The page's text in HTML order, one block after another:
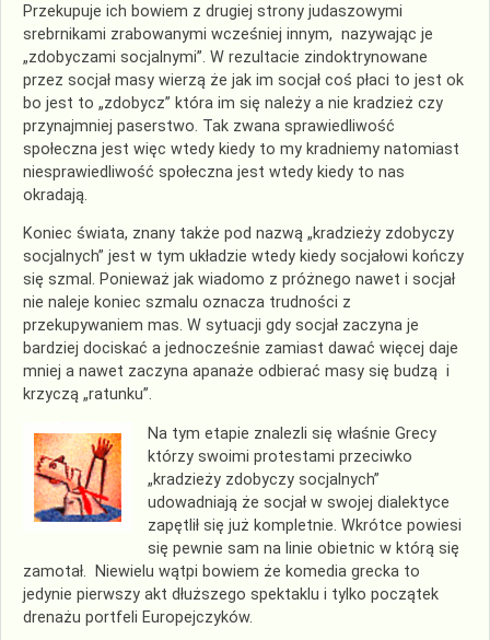
Przekupuje ich bowiem z drugiej strony judaszowymi
srebrnikami zrabowanymi wcześniej innym, nazywając je
„zdobyczami socjalnymi”. W rezultacie zindoktrynowane
przez socjał masy wierzą że jak im socjał coś płaci to jest ok
bo jest to „zdobycz” która im się należy a nie kradzież czy
przynajmniej paserstwo. Tak zwana sprawiedliwość
społeczna jest więc wtedy kiedy to my kradniemy natomiast
niesprawiedliwość społeczna jest wtedy kiedy to nas
okradają.
Koniec świata, znany także pod nazwą „kradzieży zdobyczy
socjalnych” jest w tym układzie wtedy kiedy socjałowi kończy
się szmal. Ponieważ jak wiadomo z próżnego nawet i socjał
nie naleje koniec szmalu oznacza trudności z
przekupywaniem mas. W sytuacji gdy socjał zaczyna je
bardziej dociskać a jednocześnie zamiast dawać więcej daje
mniej a nawet zaczyna apanaże odbierać masy się budzą i
krzyczą „ratunku”.
Na tym etapie znalezli się właśnie Grecy
którzy swoimi protestami przeciwko
„kradzieży zdobyczy socjalnych”
udowadniają że socjał w swojej dialektyce
zapętlił się już kompletnie. Wkrótce powiesi
się pewnie sam na linie obietnic w którą się
zamotał. Niewielu wątpi bowiem że komedia grecka to
jedynie pierwszy akt dłuższego spektaklu i tylko początek
drenażu portfeli Europejczyków.